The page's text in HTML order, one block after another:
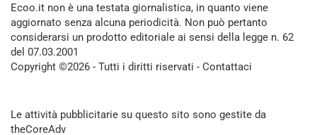
Ecoo.it non è una testata giornalistica, in quanto viene
aggiornato senza alcuna periodicità. Non può pertanto
considerarsi un prodotto editoriale ai sensi della legge n. 62
del 07.03.2001
Copyright ©2026 - Tutti i diritti riservati - Contattaci
Le attività pubblicitarie su questo sito sono gestite da
theCoreAdv